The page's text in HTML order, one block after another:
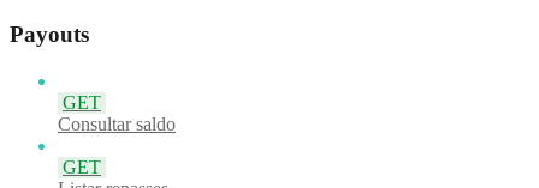
Payouts
GET
Consultar saldo
GET